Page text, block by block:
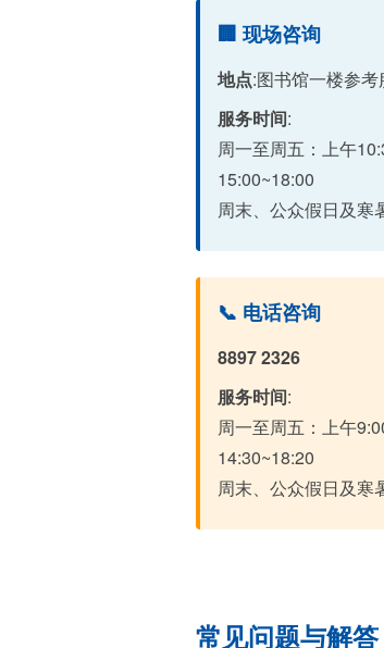
🏢 现场咨询
地点:图书馆一楼参考
服务时间:
周一至周五：上午
15:00~18:00
周末、公众假日及寒
📞 电话咨询
8897 2326
服务时间:
周一至周五：上午
14:30~18:20
周末、公众假日及寒
常见问题与解答